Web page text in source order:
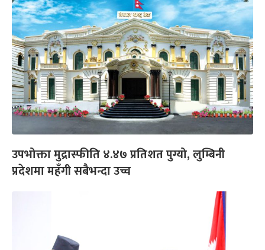
उपभोक्ता मुद्रास्फीति ४.४७ प्रतिशत पुग्यो, लुम्बिनी
प्रदेशमा महँगी सबैभन्दा उच्च